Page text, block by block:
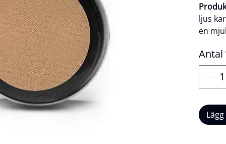
ljus
en
Antal